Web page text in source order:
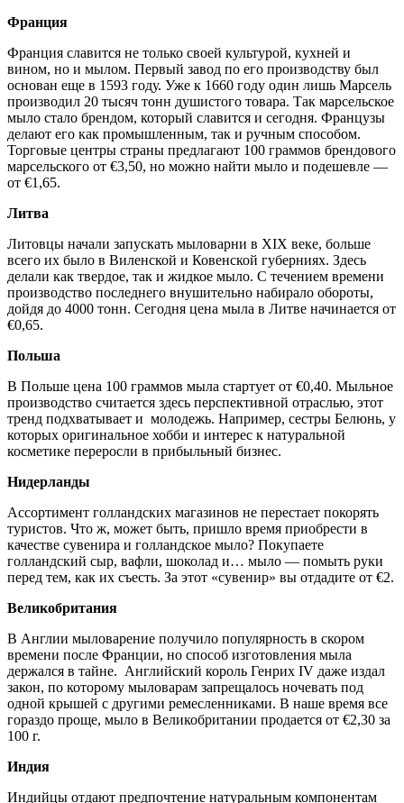
Франция
Франция славится не только своей культурой, кухней и
вином, но и мылом. Первый завод по его производству был
основан еще в 1593 году. Уже к 1660 году один лишь Марсель
производил 20 тысяч тонн душистого товара. Так марсельское
мыло стало брендом, который славится и сегодня. Французы
делают его как промышленным, так и ручным способом.
Торговые центры страны предлагают 100 граммов брендового
марсельского от €3,50, но можно найти мыло и подешевле —
от €1,65.
Литва
Литовцы начали запускать мыловарни в XIX веке, больше
всего их было в Виленской и Ковенской губерниях. Здесь
делали как твердое, так и жидкое мыло. С течением времени
производство последнего внушительно набирало обороты,
дойдя до 4000 тонн. Сегодня цена мыла в Литве начинается от
€0,65.
Польша
В Польше цена 100 граммов мыла стартует от €0,40. Мыльное
производство считается здесь перспективной отраслью, этот
тренд подхватывает и молодежь. Например, сестры Белюнь, у
которых оригинальное хобби и интерес к натуральной
косметике переросли в прибыльный бизнес.
Нидерланды
Ассортимент голландских магазинов не перестает покорять
туристов. Что ж, может быть, пришло время приобрести в
качестве сувенира и голландское мыло? Покупаете
голландский сыр, вафли, шоколад и… мыло — помыть руки
перед тем, как их съесть. За этот «сувенир» вы отдадите от €2.
Великобритания
В Англии мыловарение получило популярность в скором
времени после Франции, но способ изготовления мыла
держался в тайне. Английский король Генрих IV даже издал
закон, по которому мыловарам запрещалось ночевать под
одной крышей с другими ремесленниками. В наше время все
гораздо проще, мыло в Великобритании продается от €2,30 за
100 г.
Индия
Индийцы отдают предпочтение натуральным компонентам